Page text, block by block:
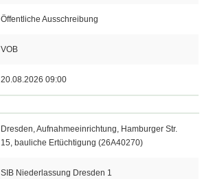
Öffentliche Ausschreibung
VOB
20.08.2026 09:00
Dresden, Aufnahmeeinrichtung, Hamburger Str.
15, bauliche Ertüchtigung (26A40270)
SIB Niederlassung Dresden 1